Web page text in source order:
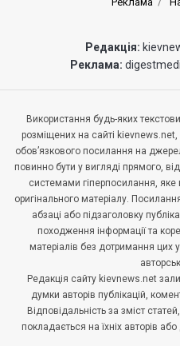
Редакція:
Реклама:
Використання будь-яких
розміщених на сайті
обов’язкового посилання на
повинно бути у вигляді прямого,
системами гіперпосилання, яке
оригінального матеріалу.
абзаці або підзаголовку
походження інформації та
матеріалів без дотримання цих
Редакція сайту kievnews.net
думки авторів публікацій,
Відповідальність за зміст
покладається на їхніх авторів